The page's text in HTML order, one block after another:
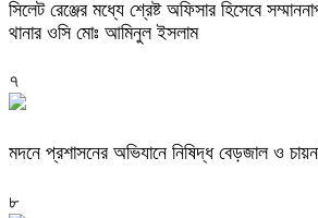
সিলেট রেঞ্জের মধ্যে শ্রেষ্ট অফিসার হিসেবে
থানার ওসি মোঃ আমিনুল ইসলাম
৭
মদনে প্রশাসনের অভিযানে নিষিদ্ধ বেড়জাল ও
৮